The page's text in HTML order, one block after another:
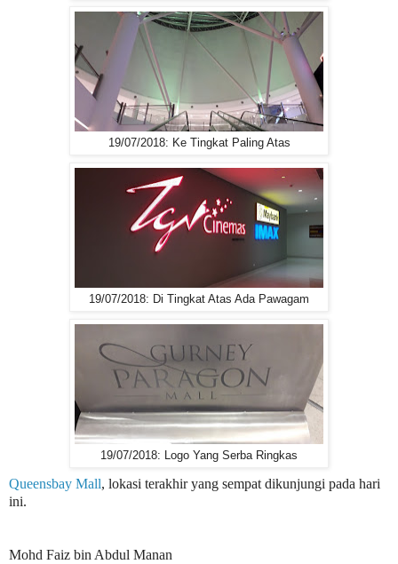
19/07/2018: Ke Tingkat Paling Atas
19/07/2018: Di Tingkat Atas Ada Pawagam
19/07/2018: Logo Yang Serba Ringkas
Queensbay Mall, lokasi terakhir yang sempat dikunjungi pada hari
ini.
Mohd Faiz bin Abdul Manan